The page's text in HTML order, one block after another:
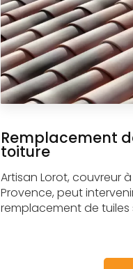
Remplacement
toiture
Artisan Lorot, couvreur
Provence, peut
remplacement de tuiles